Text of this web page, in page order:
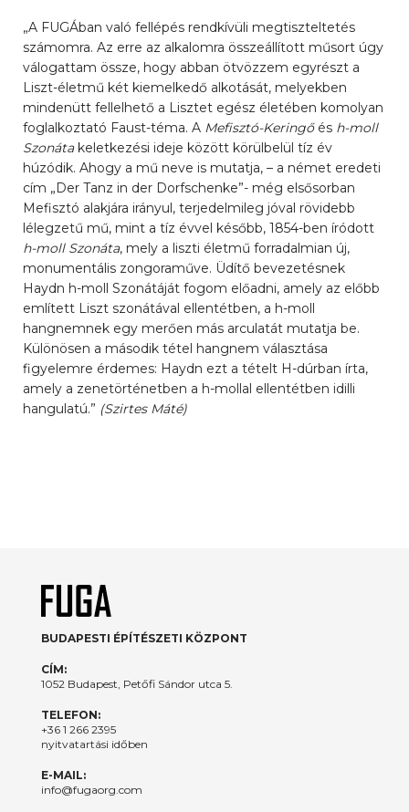
„A FUGÁban való fellépés rendkívüli megtiszteltetés
számomra. Az erre az alkalomra összeállított műsort úgy
válogattam össze, hogy abban ötvözzem egyrészt a
Liszt-életmű két kiemelkedő alkotását, melyekben
mindenütt fellelhető a Lisztet egész életében komolyan
foglalkoztató Faust-téma. A Mefisztó-Keringőés h-moll
Szonátakeletkezési ideje között körülbelül tíz év
húzódik. Ahogy a mű neve is mutatja, – a német eredeti
cím „Der Tanz in der Dorfschenke”- még elsősorban
Mefisztó alakjára irányul, terjedelmileg jóval rövidebb
lélegzetű mű, mint a tíz évvel később, 1854-ben íródott
h-moll Szonáta, mely a liszti életmű forradalmian új,
monumentális zongoraműve. Üdítő bevezetésnek
Haydn h-moll Szonátáját fogom előadni, amely az előbb
említett Liszt szonátával ellentétben, a h-moll
hangnemnek egy merően más arculatát mutatja be.
Különösen a második tétel hangnem választása
figyelemre érdemes: Haydn ezt a tételt H-dúrban írta,
amely a zenetörténetben a h-mollal ellentétben idilli
hangulatú.” (Szirtes Máté)
BUDAPESTI ÉPÍTÉSZETI KÖZPONT
CÍM:
1052 Budapest, Petőfi Sándor utca 5.
TELEFON:
+36 1 266 2395
nyitvatartási időben
E-MAIL:
info@fugaorg.com